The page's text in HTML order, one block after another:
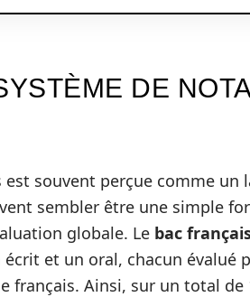
DE
souvent perçue comme un
sembler être une simple
globale. Le bac
et un oral, chacun évalué
français. Ainsi, sur un total de